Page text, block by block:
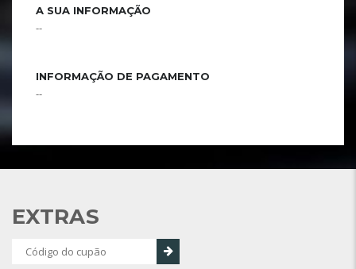
A SUA INFORMAÇÃO
--
INFORMAÇÃO DE PAGAMENTO
--
EXTRAS